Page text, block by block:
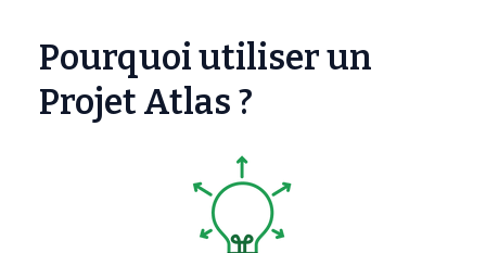
Pourquoi utiliser un
Projet Atlas ?